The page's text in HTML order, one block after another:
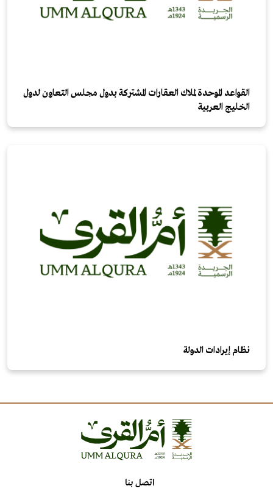
القواعد الموحدة لملاك العقارات المشتركة بدول مجلس التعاون لدول
الخليج العربية
نظام إيرادات الدولة
اتصل بنا